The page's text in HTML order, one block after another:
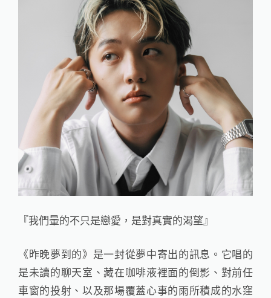
『我們暈的不只是戀愛，是對真實的渴望』
《昨晚夢到的》是一封從夢中寄出的訊息。它唱的
是未讀的聊天室、藏在咖啡液裡面的倒影、對前任
車窗的投射、以及那場覆蓋心事的雨所積成的水窪